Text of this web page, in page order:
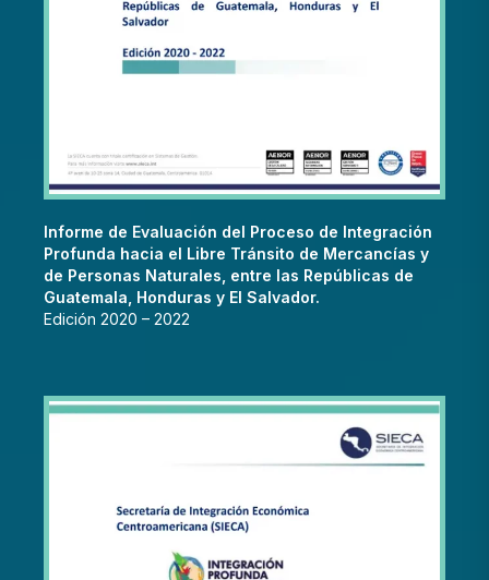
Informe de Evaluación del Proceso de Integración
Profunda hacia el Libre Tránsito de Mercancías y
de Personas Naturales, entre las Repúblicas de
Guatemala, Honduras y El Salvador.
Edición 2020 – 2022